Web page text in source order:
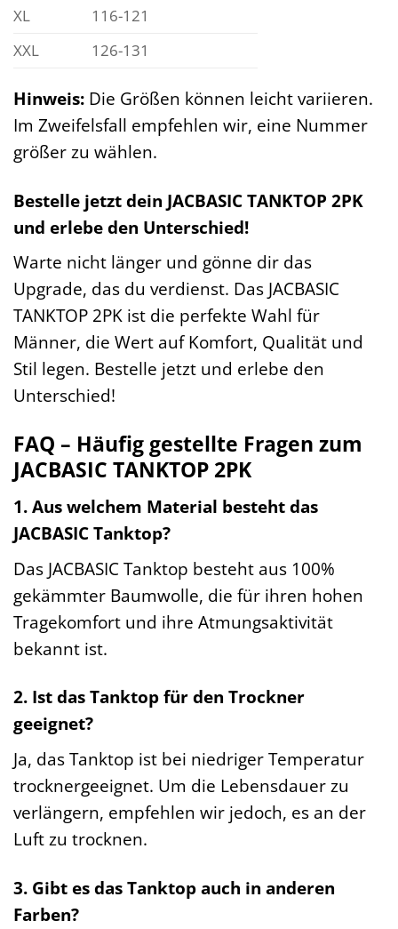
XL
116-121
XXL
126-131
Hinweis: Die Größen können leicht variieren.
Im Zweifelsfall empfehlen wir, eine Nummer
größer zu wählen.
Bestelle jetzt dein JACBASIC TANKTOP 2PK
und erlebe den Unterschied!
Warte nicht länger und gönne dir das
Upgrade, das du verdienst. Das JACBASIC
TANKTOP 2PK ist die perfekte Wahl für
Männer, die Wert auf Komfort, Qualität und
Stil legen. Bestelle jetzt und erlebe den
Unterschied!
FAQ – Häufig gestellte Fragen zum
JACBASIC TANKTOP 2PK
1. Aus welchem Material besteht das
JACBASIC Tanktop?
Das JACBASIC Tanktop besteht aus 100%
gekämmter Baumwolle, die für ihren hohen
Tragekomfort und ihre Atmungsaktivität
bekannt ist.
2. Ist das Tanktop für den Trockner
geeignet?
Ja, das Tanktop ist bei niedriger Temperatur
trocknergeeignet. Um die Lebensdauer zu
verlängern, empfehlen wir jedoch, es an der
Luft zu trocknen.
3. Gibt es das Tanktop auch in anderen
Farben?